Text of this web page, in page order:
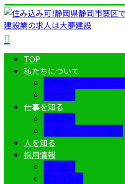
TOP
私たちについて
仕事を知る
人を知る
採用情報